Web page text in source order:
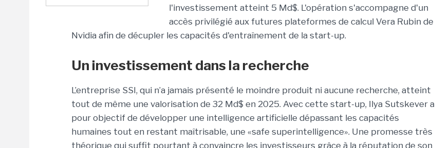
l'investissement atteint 5 Md$. L'opération s'accompagne d'un
accès privilégié aux futures plateformes de calcul Vera Rubin de
Nvidia afin de décupler les capacités d'entraînement de la start-up.
Un investissement dans la recherche
L’entreprise SSI, qui n’a jamais présenté le moindre produit ni aucune recherche, atteint
tout de même une valorisation de 32 Md$ en 2025. Avec cette start-up, Ilya Sutskever a
pour objectif de développer une intelligence artificielle dépassant les capacités
humaines tout en restant maîtrisable, une «safe superintelligence». Une promesse très
théorique qui suffit pourtant à convaincre les investisseurs grâce à la réputation de son